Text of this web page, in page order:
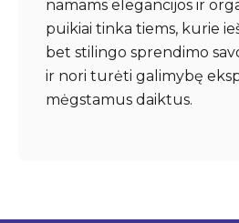
namams elegancijos ir
puikiai tinka tiems, kurie
bet stilingo sprendimo
ir nori turėti galimybę
mėgstamus daiktus.